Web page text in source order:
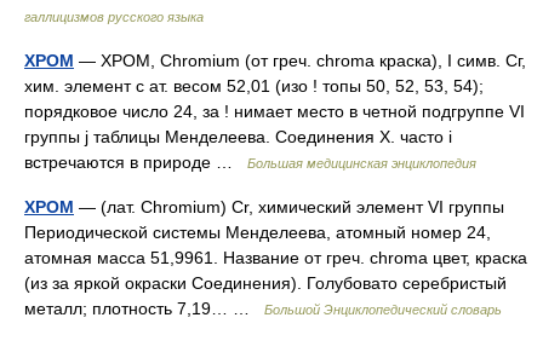
галлицизмов русского языка
ХРОМ — ХРОМ, Chromium (от греч. chroma краска), I симв. Сг,
хим. элемент с ат. весом 52,01 (изо ! топы 50, 52, 53, 54);
порядковое число 24, за ! нимает место в четной подгруппе VІ
группы j таблицы Менделеева. Соединения X. часто i
встречаются в природе …
Большая медицинская энциклопедия
ХРОМ — (лат. Chromium) Cr, химический элемент VI группы
Периодической системы Менделеева, атомный номер 24,
атомная масса 51,9961. Название от греч. chroma цвет, краска
(из за яркой окраски Соединения). Голубовато серебристый
металл; плотность 7,19… …
Большой Энциклопедический словарь